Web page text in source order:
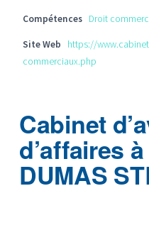
Compétences Droit
Site Web
https://
commerciaux.php
Cabinet
d’affaires
DUMAS